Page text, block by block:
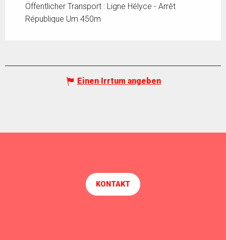
Öffentlicher Transport : Ligne Hélyce - Arrêt
République Um 450m
Einen Irrtum angeben
KONTAKT